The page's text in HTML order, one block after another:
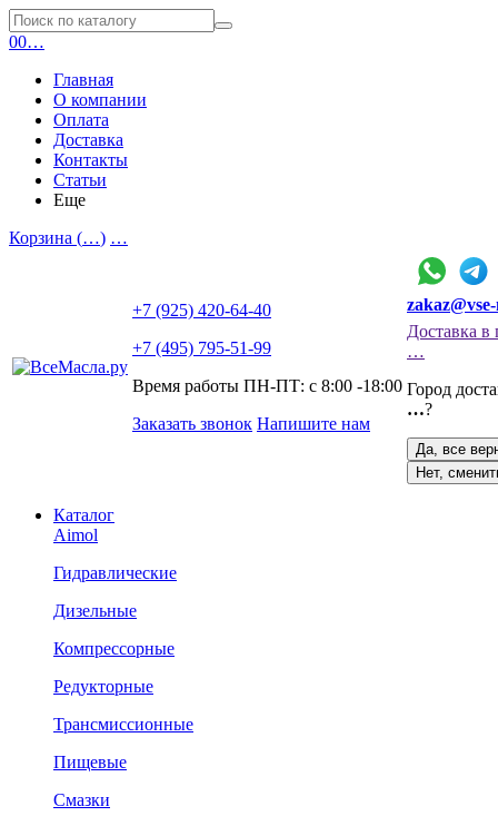
00…
Главная
О компании
Оплата
Доставка
Контакты
Статьи
Еще
Корзина (…) …
+7 (925) 420-64-40
+7 (495) 795-51-99
Время работы ПН-ПТ: с 8:00 -18:00
Заказать звонок Напишите нам
Доставка в
…
Город
…?
Да, все
Нет,
Каталог
Aimol
Гидравлические
Дизельные
Компрессорные
Редукторные
Трансмиссионные
Пищевые
Смазки